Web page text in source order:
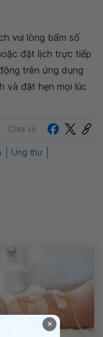
vui lòng bấm số
đặt lịch trực tiếp
trên ứng dụng
và đặt hẹn mọi lúc
Chia sẻ
Ung thư
×